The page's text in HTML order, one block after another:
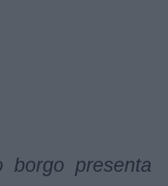
borgo presenta